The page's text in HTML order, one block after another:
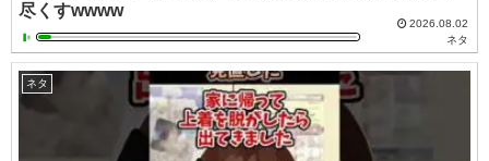
尽くすwwww
2026.08.02
ネタ
ネタ